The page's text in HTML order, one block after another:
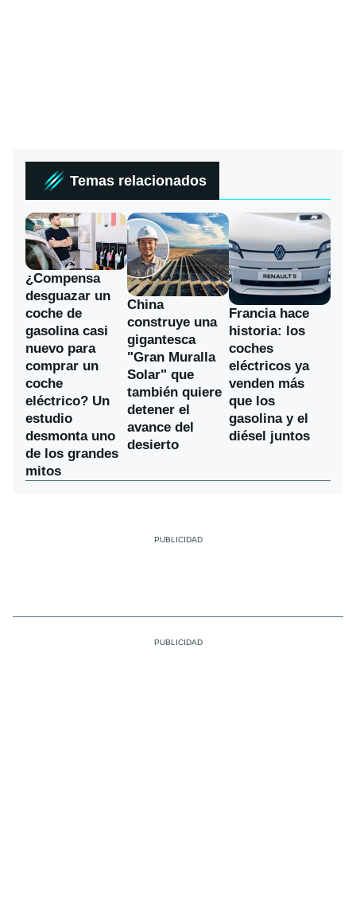
Temas relacionados
¿Compensa
desguazar un
coche de
gasolina casi
nuevo para
comprar un
coche
eléctrico? Un
estudio
desmonta uno
de los grandes
mitos
China
construye una
gigantesca
"Gran Muralla
Solar" que
también quiere
detener el
avance del
desierto
Francia hace
historia: los
coches
eléctricos ya
venden más
que los
gasolina y el
diésel juntos